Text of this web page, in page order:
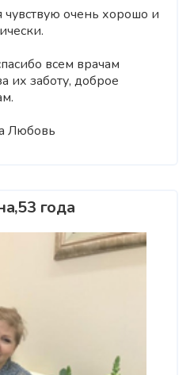
чувствую очень хорошо и
всем врачам
их заботу, доброе
Любовь
года